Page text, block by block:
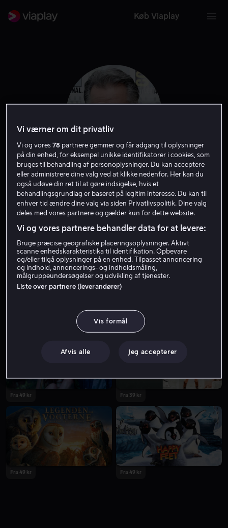
Køb Viaplay
Anthony LaPaglia
Skuespiller Filmproducent Gæst Stemme
Fra 59 kr
Fra 49 kr Fra 39 kr
Fra 49 kr Fra 49 kr
Vi værner om dit privatliv
Vi og vores78 partnere gemmer og får adgang til oplysninger
på din enhed, for eksempel unikke identifikatorer i cookies, som
bruges til behandling af personoplysninger. Du kan acceptere
eller administrere dine valg ved at klikke nedenfor. Her kan du
også udøve din ret til at gøre indsigelse, hvis et
behandlingsgrundlag er baseret på legitim interesse. Du kan til
enhver tid ændre dine valg via siden Privatlivspolitik. Dine valg
deles med vores partnere og gælder kun for dette website.
Vi og vores partnere behandler data for at levere:
Bruge præcise geografiske placeringsoplysninger. Aktivt
scanne enhedskarakteristika til identifikation. Opbevare
og/eller tilgå oplysninger på en enhed. Tilpasset annoncering
og indhold, annoncerings- og indholdsmåling,
målgruppeundersøgelser og udvikling af tjenester.
Liste over partnere (leverandører)
Vis formål
Afvis alle Jeg accepterer